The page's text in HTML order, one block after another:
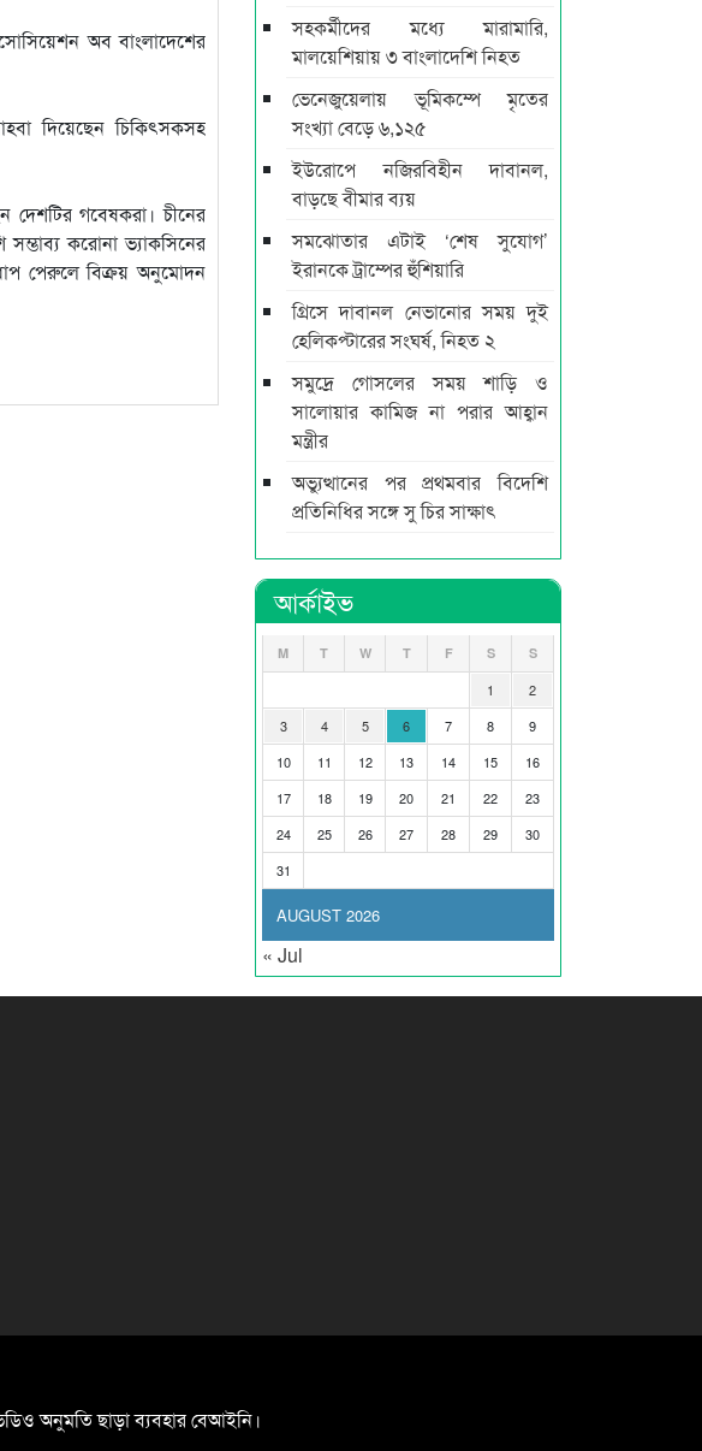
অব বাংলাদেশের
দিয়েছেন চিকিৎসকসহ
দেশটির গবেষকরা। চীনের
করোনা ভ্যাকসিনের
পেরুলে বিক্রয় অনুমোদন
সহকর্মীদের মধ্যে মারামারি,
মালয়েশিয়ায় ৩ বাংলাদেশি নিহত
ভেনেজুয়েলায় ভূমিকম্পে মৃতের
সংখ্যা বেড়ে ৬,১২৫
ইউরোপে নজিরবিহীন দাবানল,
বাড়ছে বীমার ব্যয়
সমঝোতার এটাই ‘শেষ সুযোগ’
ইরানকে ট্রাম্পের হুঁশিয়ারি
গ্রিসে দাবানল নেভানোর সময় দুই
হেলিকপ্টারের সংঘর্ষ, নিহত ২
সমুদ্রে গোসলের সময় শাড়ি ও
সালোয়ার কামিজ না পরার আহ্বান
মন্ত্রীর
অভ্যুত্থানের পর প্রথমবার বিদেশি
প্রতিনিধির সঙ্গে সু চির সাক্ষাৎ
আর্কাইভ
AUGUST 2026
M T W T F S S
1
2
3
4 5 6 7 8
9
10
11 12 13 14 15
16
17
18 19 20 21 22
23
24
25 26 27 28 29
30
31
« Jul
অনুমতি ছাড়া ব্যবহার বেআইনি।